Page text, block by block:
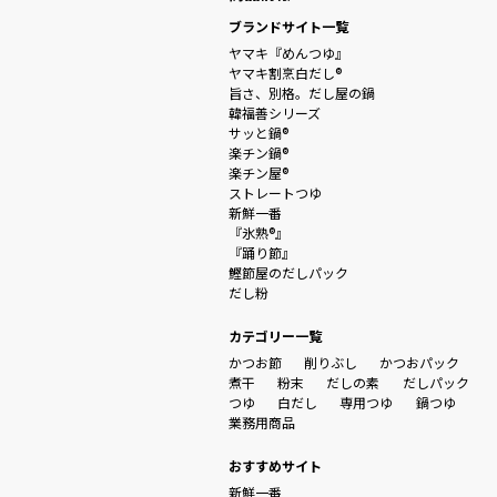
ブランドサイト一覧
ヤマキ『めんつゆ』
ヤマキ割烹白だし®
旨さ、別格。だし屋の鍋
韓福善シリーズ
サッと鍋®
楽チン鍋®
楽チン屋®
ストレートつゆ
新鮮一番
『氷熟®』
『踊り節』
鰹節屋のだしパック
だし粉
カテゴリー一覧
かつお節
削りぶし
かつおパック
煮干
粉末 だしの素
だしパック
つゆ
白だし 専用つゆ
鍋つゆ
業務用商品
おすすめサイト
新鮮一番